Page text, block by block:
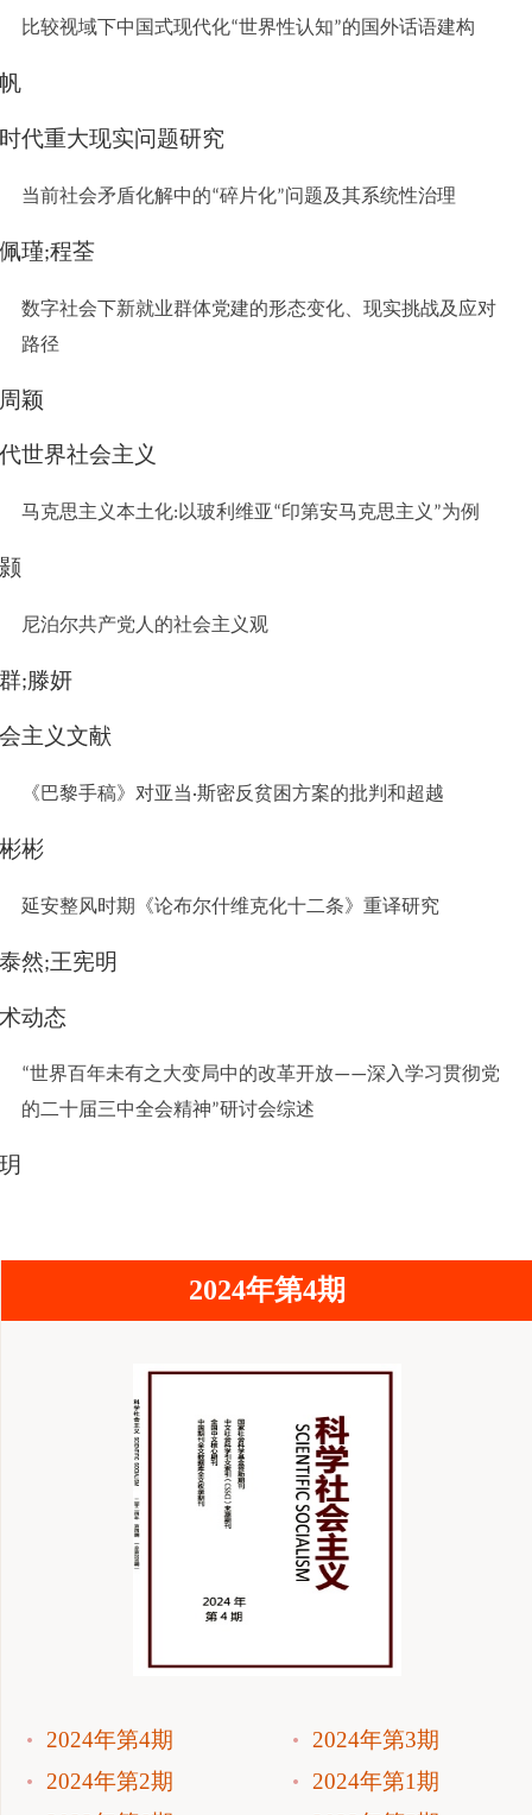
比较视域下中国式现代化“世界性认知”的国外话语建构
代重大现实问题研究
当前社会矛盾化解中的“碎片化”问题及其系统性治理
瑾;程荃
数字社会下新就业群体党建的形态变化、现实挑战及应对
路径
颖
世界社会主义
马克思主义本土化: 以玻利维亚“印第安马克思主义 ”为例
尼泊尔共产党人的社会主义观
; 滕妍
主义文献
《巴黎手稿》对亚当·斯密反贫困方案的批判和超越
彬
延安整风时期《论布尔什维克化十二条》重译研究
然;王宪明
动态
“世界百年未有之大变局中的改革开放——深入学习贯彻党
的二十届三中全会精神”研讨会综述
2024年第4期
2024年第4期
2024年第3期
2024年第2期
2024年第1期